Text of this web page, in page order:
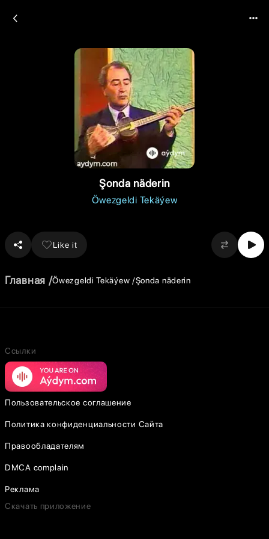
Şonda näderin
Öwezgeldi Tekäýew
Like it
Главная Öwezgeldi Tekäýew Şonda näderin
Ссылки
Пользовательское соглашение
Политика конфиденциальности Сайта
Правообладателям
DMCA complain
Реклама
Скачать приложение